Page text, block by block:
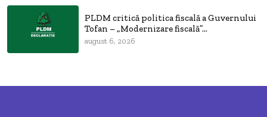
PLDM critică politica fiscală a Guvernului
Tofan – „Modernizare fiscală”...
august 6, 2026